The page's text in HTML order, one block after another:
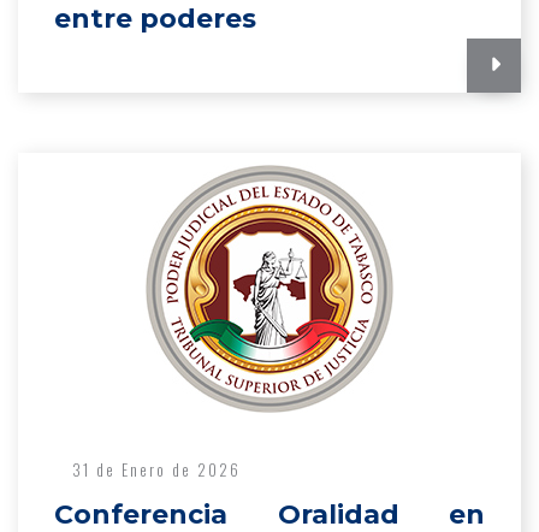
entre poderes
31 de Enero de 2026
Conferencia Oralidad en